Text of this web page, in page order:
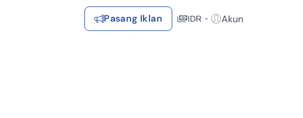
Pasang Iklan IDR Akun